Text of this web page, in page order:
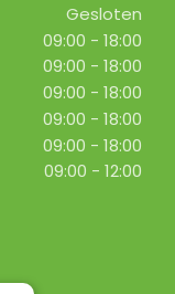
Gesloten
09:00 - 18:00
09:00 - 18:00
09:00 - 18:00
09:00 - 18:00
09:00 - 18:00
09:00 - 12:00